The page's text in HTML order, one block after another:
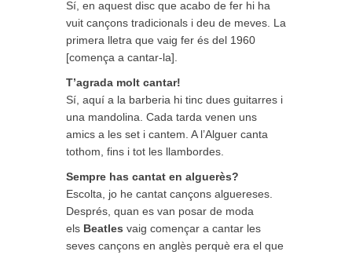
Sí, en aquest disc que acabo de fer hi ha
vuit cançons tradicionals i deu de meves. La
primera lletra que vaig fer és del 1960
[comença a cantar-la].
T’agrada molt cantar!
Sí, aquí a la barberia hi tinc dues guitarres i
una mandolina. Cada tarda venen uns
amics a les set i cantem. A l’Alguer canta
tothom, fins i tot les llambordes.
Sempre has cantat en alguerès?
Escolta, jo he cantat cançons alguereses.
Després, quan es van posar de moda
els Beatles vaig començar a cantar les
seves cançons en anglès perquè era el que